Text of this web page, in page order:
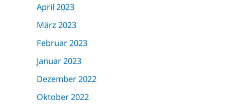
April 2023
März 2023
Februar 2023
Januar 2023
Dezember 2022
Oktober 2022